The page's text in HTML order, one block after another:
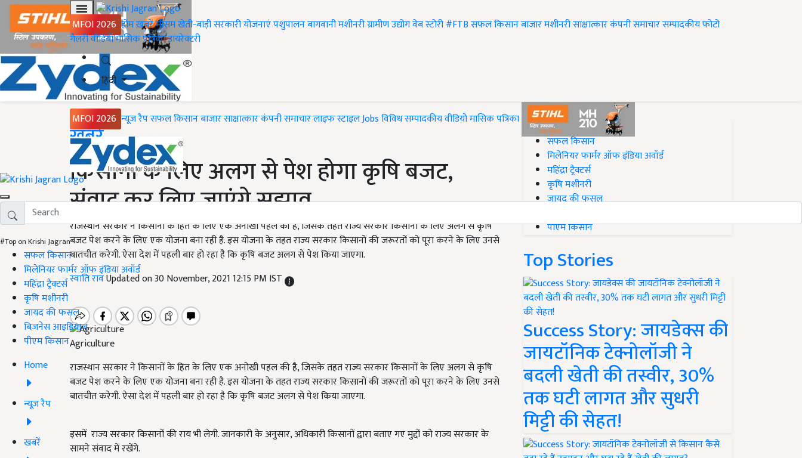
MFOI 2026 होमख़बरेंमौसमखेती-बाड़ीसरकारी योजनाएंपशुपालनबागवानीमशीनरीग्रामीण उद्योगवेब स्टोरी#FTBसफल किसानबाजारमशीनरीसाक्षात्कारकंपनी समाचारसम्पादकीयफोटो
गैलरीवीडियोमासिक पत्रिकाडायरेक्टरी
हिंदी
MFOI 2026 न्यूज़ रैपसफल किसानबाजारसाक्षात्कारकंपनी समाचारलाइफ स्टाइलJobsविविधसम्पादकीयवीडियोमासिक पत्रिका
#Top on Krishi Jagran
सफल किसान
मिलेनियर फार्मर ऑफ इंडिया अवॉर्ड
महिंद्रा ट्रैक्टर्स
कृषि मशीनरी
जायद की फसल
बिज़नेस आइडियाज
पीएम किसान
Home
न्यूज़ रैप
खबरें
Home
ख़बरें
किसानों के लिए अलग से पेश होगा कृषि बजट,
संवाद कर लिए जाएंगे सुझाव
राजस्थान सरकार ने किसानों के हित के लिए एक अनोखी पहल की है, जिसके तहत राज्य सरकार किसानों के लिए अलग से कृषि
बजट पेश करने के लिए एक योजना बना रही है. इस योजना के तहत राज्य सरकार किसानों की जरूरतों को पूरा करने के लिए उनसे
बातचीत करेगी. ऐसा देश में पहली बार हो रहा है कि कृषि बजट अलग से पेश किया जाएगा.
स्वाति रावUpdated on 30 November, 2021 12:15 PM IST
Agriculture
राजस्थान सरकार ने किसानों के हित के लिए एक अनोखी पहल की है, जिसके तहत राज्य सरकार किसानों के लिए अलग से कृषि
बजट पेश करने के लिए एक योजना बना रही है. इस योजना के तहत राज्य सरकार किसानों की जरूरतों को पूरा करने के लिए उनसे
बातचीत करेगी. ऐसा देश में पहली बार हो रहा है कि कृषि बजट अलग से पेश किया जाएगा.
इसमें राज्य सरकार किसानों की राय भी लेगी. जानकारी के अनुसार, अधिकारी किसानों द्वारा बताए गए मुद्दों को राज्य सरकार के
सामने संवाद में रखेंगे.
#Top on Krishi Jagran
सफल किसान
मिलेनियर फार्मर ऑफ इंडिया अवॉर्ड
महिंद्रा ट्रैक्टर्स
कृषि मशीनरी
जायद की फसल
पीएम किसान
Top Stories
Success Story: जायडेक्स की
जायटॉनिक टेक्नोलॉजी ने
बदली खेती की तस्वीर, 30%
तक घटी लागत और सुधरी
मिट्टी की सेहत!